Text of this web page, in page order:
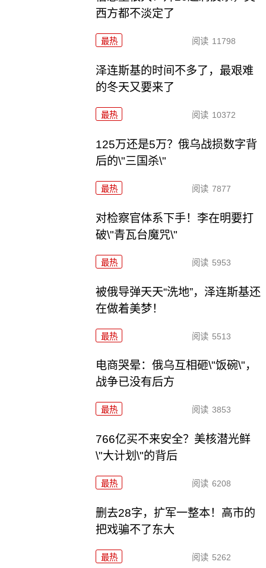
西方都不淡定了
最热 阅读 11798
泽连斯基的时间不多了，最艰难
的冬天又要来了
最热 阅读 10372
125万还是5万？俄乌战损数字背
后的\"三国杀\"
最热 阅读 7877
对检察官体系下手！李在明要打
破\"青瓦台魔咒\"
最热 阅读 5953
被俄导弹天天“洗地”，泽连斯基还
在做着美梦！
最热 阅读 5513
电商哭晕：俄乌互相砸\"饭碗\"，
战争已没有后方
最热 阅读 3853
766亿买不来安全？美核潜光鲜
\"大计划\"的背后
最热 阅读 6208
删去28字，扩军一整本！高市的
把戏骗不了东大
最热 阅读 5262